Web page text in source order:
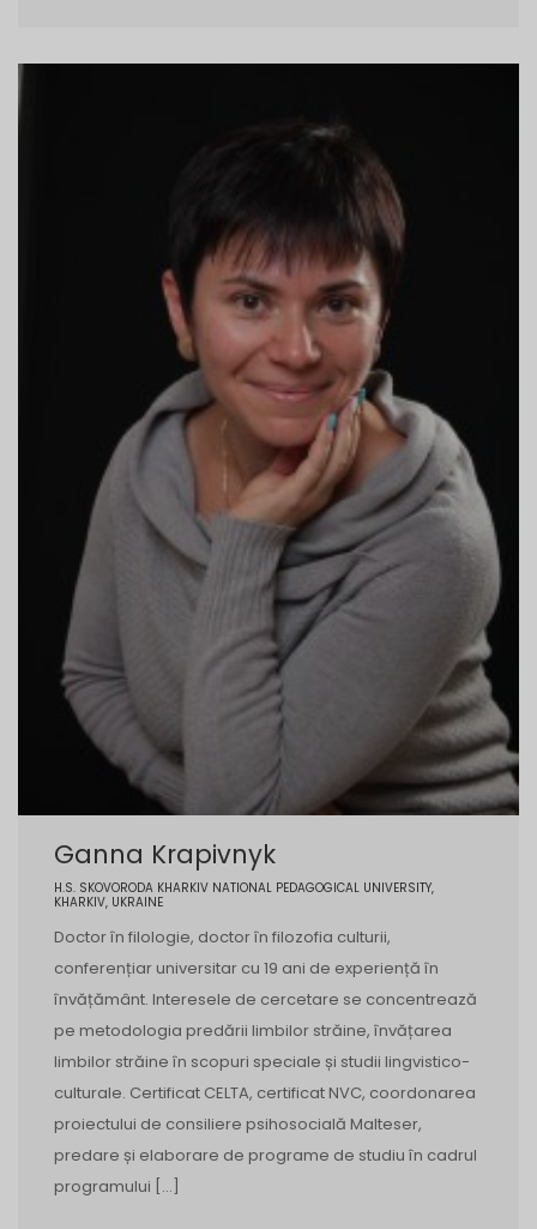
Ganna Krapivnyk
H.S. SKOVORODA KHARKIV NATIONAL PEDAGOGICAL UNIVERSITY,
KHARKIV, UKRAINE
Doctor în filologie, doctor în filozofia culturii,
conferențiar universitar cu 19 ani de experiență în
învățământ. Interesele de cercetare se concentrează
pe metodologia predării limbilor străine, învățarea
limbilor străine în scopuri speciale și studii lingvistico-
culturale. Certificat CELTA, certificat NVC, coordonarea
proiectului de consiliere psihosocială Malteser,
predare și elaborare de programe de studiu în cadrul
programului […]